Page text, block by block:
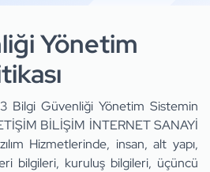
Yönetim
Bilgi Güvenliği Yönetim Sistemin
BİLİŞİM İNTERNET SANAYİ
Hizmetlerinde, insan, alt yapı,
bilgileri, kuruluş bilgileri, üçüncü